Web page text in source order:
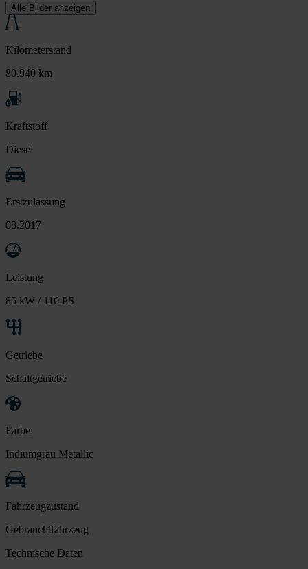
Alle Bilder anzeigen
Kilometerstand
80.940 km
Kraftstoff
Diesel
Erstzulassung
08.2017
Leistung
85 kW / 116 PS
Getriebe
Schaltgetriebe
Farbe
Indiumgrau Metallic
Fahrzeugzustand
Gebrauchtfahrzeug
Technische Daten